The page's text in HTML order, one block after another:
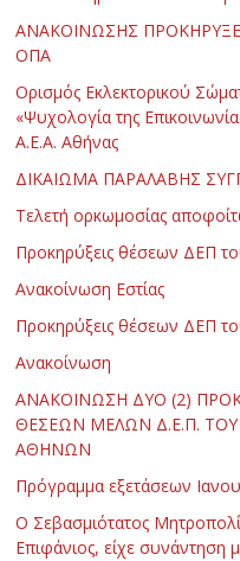
ΑΝΑΚΟΙΝΩΣΗΣ
ΟΠΑ
Ορισμός Εκλεκτορικού
«Ψυχολογία της
Α.Ε.Α. Αθήνας
ΔΙΚΑΙΩΜΑ ΠΑΡΑΛΑΒΗΣ
Τελετή ορκωμοσίας
Προκηρύξεις θέσεων ΔΕΠ
Ανακοίνωση Εστίας
Προκηρύξεις θέσεων ΔΕΠ
Ανακοίνωση
ΑΝΑΚΟΙΝΩΣΗ ΔΥΟ (2)
ΘΕΣΕΩΝ ΜΕΛΩΝ Δ.Ε.Π.
ΑΘΗΝΩΝ
Πρόγραμμα εξετάσεων
Ο Σεβασμιότατος
Επιφάνιος, είχε συνάντηση